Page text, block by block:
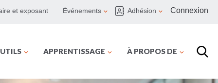
et exposant Événements Adhésion Connexion
APPRENTISSAGE À PROPOS DE